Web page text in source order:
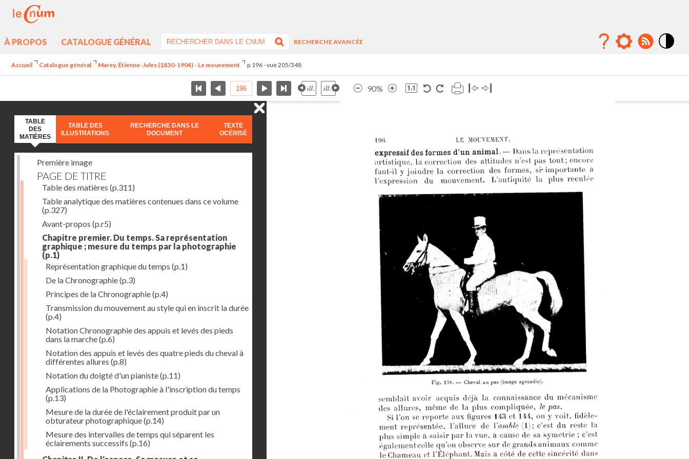
À PROPOS CATALOGUE GÉNÉRAL
RECHERCHE AVANCÉE
Accueil Catalogue général Marey, Étienne-Jules (1830-1904) - Le mouvement p.196 - vue 205/348
90%
TABLE
DES
MATIÈRES
TABLE DES
ILLUSTRATIONS
RECHERCHE DANS LE
DOCUMENT
TEXTE
OCÉRISÉ
Première image
PAGE DE TITRE
Table des matières (p.311)
Table analytique des matières contenues dans ce volume
(p.327)
Avant-propos (p.r5)
Chapitre premier. Du temps. Sa représentation
graphique ; mesure du temps par la photographie
(p.1)
Représentation graphique du temps (p.1)
De la Chronographie(p.3)
Principes de la Chronographie(p.4)
Transmission du mouvement au style qui en inscrit la durée
(p.4)
Notation Chronographie des appuis et levés des pieds
dans la marche(p.6)
Notation des appuis et levés des quatre pieds du cheval à
différentes allures (p.8)
Notation du doigté d'un pianiste(p.11)
Applications de la Photographie à l'inscription du temps
(p.13)
Mesure de la durée de l'éclairement produit par un
obturateur photographique(p.14)
Mesure des intervalles de temps qui séparent les
éclairements successifs (p.16)